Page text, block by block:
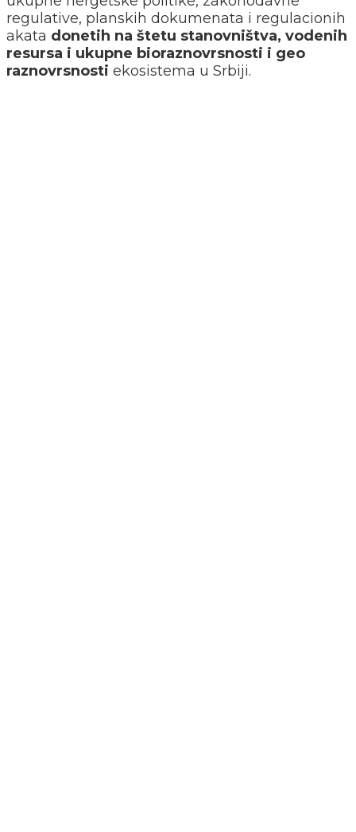
regulative, planskih dokumenata i regulacionih
akata donetih na štetu stanovništva, vodenih
resursa i ukupne bioraznovrsnosti i geo
raznovrsnosti ekosistema u Srbiji.